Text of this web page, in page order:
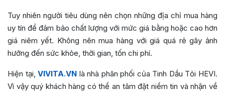
Tuy nhiên người tiêu dùng nên chọn những địa chỉ mua hàng
uy tín để đảm bảo chất lượng với mức giá bằng hoặc cao hơn
giá niêm yết. Không nên mua hàng với giá quá rẻ gây ảnh
hưởng đến sức khỏe, thời gian, tốn chi phí.
Hiện tại,VIVITA.VN là nhà phân phối của Tinh Dầu Tỏi HEVI.
Vì vậy quý khách hàng có thể an tâm đặt niềm tin và nhận về